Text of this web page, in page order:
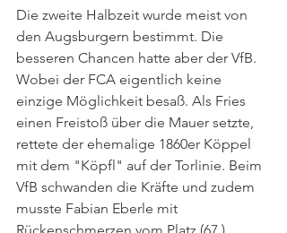
Die zweite Halbzeit wurde meist von
den Augsburgern bestimmt. Die
besseren Chancen hatte aber der VfB.
Wobei der FCA eigentlich keine
einzige Möglichkeit besaß. Als Fries
einen Freistoß über die Mauer setzte,
rettete der ehemalige 1860er Köppel
mit dem "Köpfl" auf der Torlinie. Beim
VfB schwanden die Kräfte und zudem
musste Fabian Eberle mit